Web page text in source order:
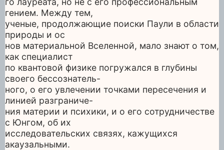
гением. Между тем,
ученые, продолжающие поиски Паули в области
природы и ос
нов материальной Вселенной, мало знают о том,
как специалист
по квантовой физике погружался в глубины
своего бессознатель-
ного, о его увлечении точками пересечения и
линией разграниче-
ния материи и психики, и о его сотрудничестве
с Юнгом, об их
исследовательских связях, кажущихся
акаузальными.